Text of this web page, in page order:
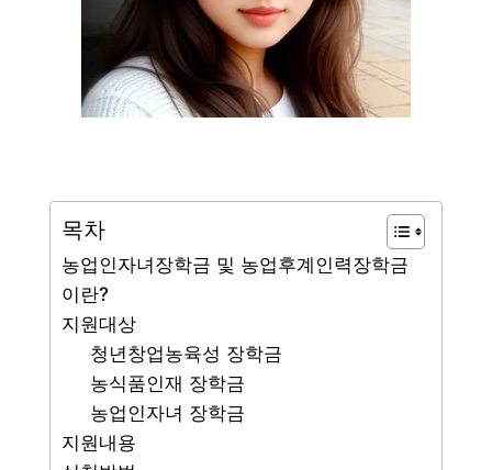
목차
농업인자녀장학금 및 농업후계인력장학금
이란?
지원대상
청년창업농육성 장학금
농식품인재 장학금
농업인자녀 장학금
지원내용